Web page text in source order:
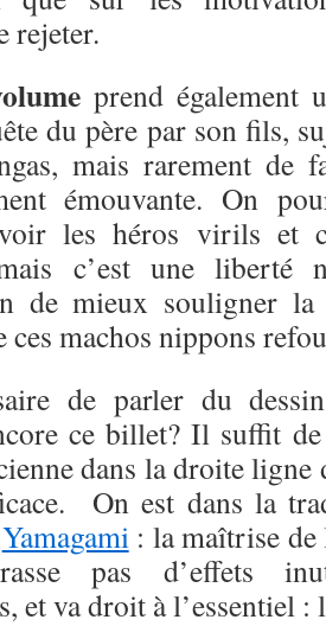
rejeter.
prend également
du père par son fils,
mais rarement de
émouvante. On
les héros virils et
c’est une liberté
de mieux souligner la
ces machos nippons
de parler du
ce billet? Il suffit
dans la droite
On est dans la
Yamagami: la maîtrise de
pas d’effets
et va droit à l’essentiel :